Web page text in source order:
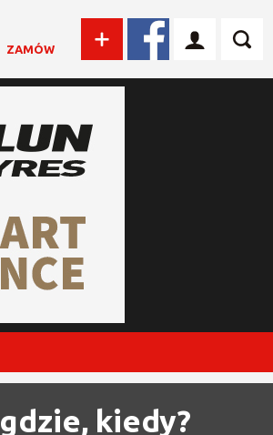
ZAMÓW
kiedy?